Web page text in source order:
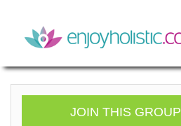
JOIN THIS GROUP